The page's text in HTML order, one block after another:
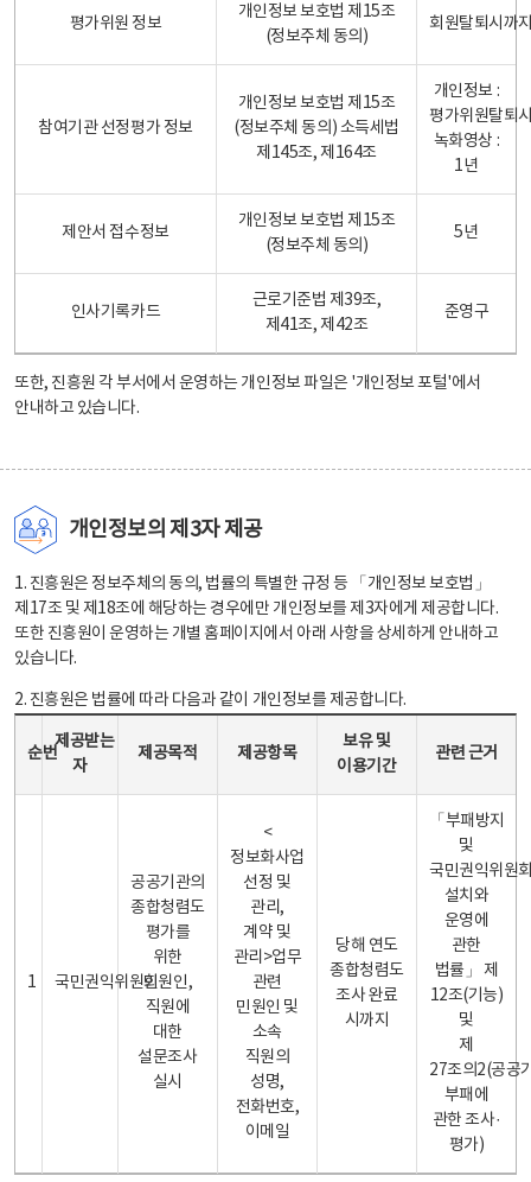
평가위원 정보
개인정보 보호법 제15조
(정보주체 동의)
회원탈퇴시까
참여기관 선정평가 정보
개인정보 보호법 제15조
(정보주체 동의) 소득세법
제145조, 제164조
개인정보 :
평가위원탈퇴
녹화영상 :
1년
제안서 접수정보
개인정보 보호법 제15조
(정보주체 동의)
5년
인사기록카드
근로기준법 제39조,
제41조, 제42조
준영구
또한, 진흥원 각 부서에서 운영하는 개인정보 파일은 '개인정보 포털'에서
안내하고 있습니다.
개인정보의 제3자 제공
1. 진흥원은 정보주체의 동의, 법률의 특별한 규정 등 「개인정보 보호법」
제17조 및 제18조에 해당하는 경우에만 개인정보를 제3자에게 제공합니다.
또한 진흥원이 운영하는 개별 홈페이지에서 아래 사항을 상세하게 안내하고
있습니다.
2. 진흥원은 법률에 따라 다음과 같이 개인정보를 제공합니다.
순번
제공받는
자
제공목적 제공항목
보유 및
이용기간
관련 근거
1 국민권익위원회
공공기관의
종합청렴도
평가를
위한
민원인,
직원에
대한
설문조사
실시
<
정보화사업
선정 및
관리,
계약 및
관리>업무
관련
민원인 및
소속
직원의
성명,
전화번호,
이메일
당해 연도
종합청렴도
조사 완료
시까지
「부패방지
및
국민권익위원
설치와
운영에
관한
법률」 제
12조(기능)
및
제
27조의2(공공
부패에
관한 조사·
평가)